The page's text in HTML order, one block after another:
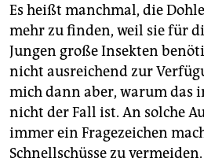
Es heißt manchmal, die
mehr zu finden, weil sie für
Jungen große Insekten
nicht ausreichend zur
mich dann aber, warum das
nicht der Fall ist. An solche
immer ein Fragezeichen
Schnellschüsse zu